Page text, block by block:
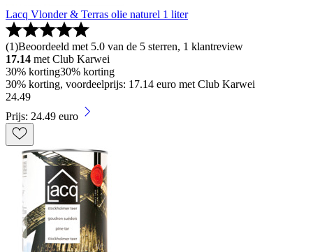
Lacq Vlonder & Terras olie naturel 1 liter
(1)Beoordeeld met 5.0 van de 5 sterren, 1 klantreview
17.14 met Club Karwei
30% korting30% korting
30% korting, voordeelprijs: 17.14 euro met Club Karwei
24.49
Prijs: 24.49 euro